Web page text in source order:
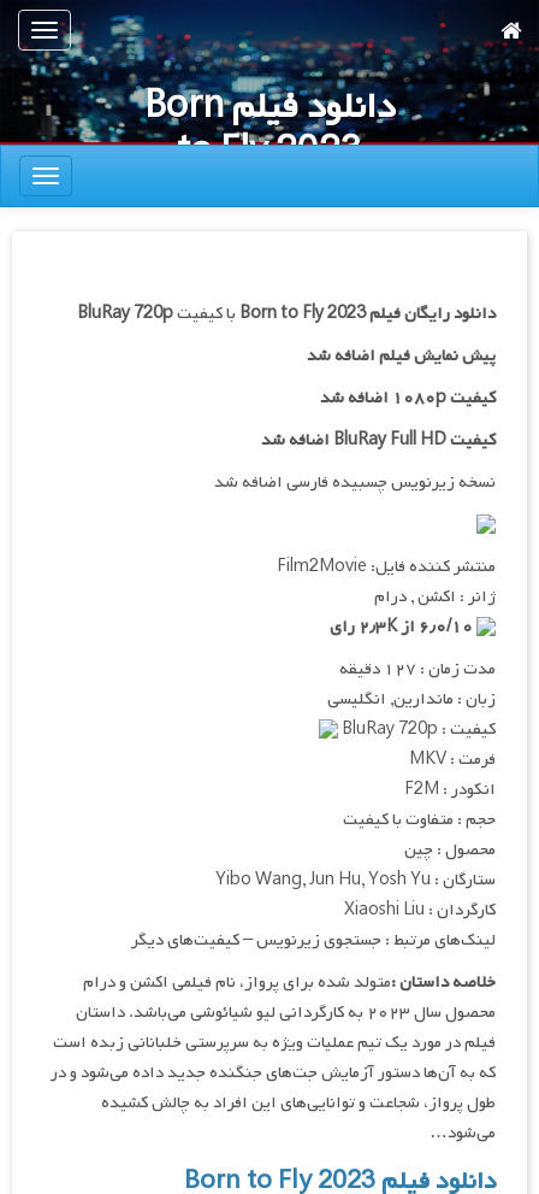
به
محتوای
اصلی
ناوبری
دانلود فیلم Born
to Fly 2023
ناوبری
دانلود رایگان فیلم Born to Fly2023 با کیفیتBluRay 720p
پیش نمایش فیلم اضافه شد
کیفیت ۱۰۸۰p اضافه شد
کیفیت BluRay Full HD اضافه شد
نسخه زیرنویس چسبیده فارسی اضافه شد
منتشر کننده فایل: Film2Movie
ژانر : اکشن , درام
مدت زمان : ۱۲۷ دقیقه
زبان : ماندارین, انگلیسی
کیفیت : BluRay 720p
فرمت : MKV
انکودر : F2M
حجم : متفاوت با کیفیت
محصول : چین
ستارگان : Yibo Wang, Jun Hu, Yosh Yu
کارگردان : Xiaoshi Liu
لینک‌های مرتبط : جستجوی زیرنویس – کیفیت‌های دیگر
خلاصه داستان :متولد شده برای پرواز، نام فیلمی اکشن و درام
محصول سال ۲۰۲۳ به کارگردانی لیو شیائوشی می‌باشد. داستان
فیلم در مورد یک تیم عملیات ویژه به سرپرستی خلبانانی زبده است
که به آن‌ها دستور آزمایش جت‌های جنگنده جدید داده می‌شود و در
طول پرواز، شجاعت و توانایی‌های این افراد به چالش کشیده
می‌شود…
دانلود فیلم Born to Fly 2023